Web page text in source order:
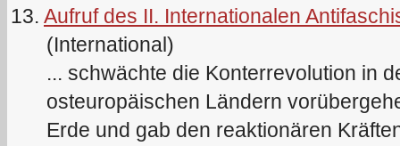
13. Aufruf des II. Internationalen
(International)
... schwächte die Konterrevolution in
osteuropäischen Ländern
Erde und gab den reaktionären